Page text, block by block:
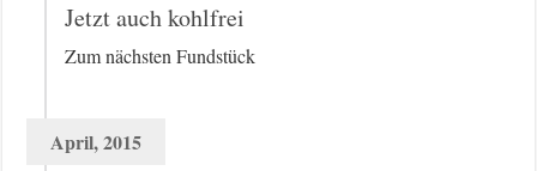
Jetzt auch kohlfrei
Zum nächsten Fundstück
April, 2015